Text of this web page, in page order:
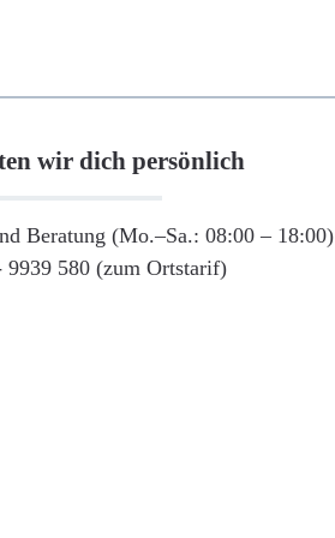
wir dich persönlich
Beratung (Mo.–Sa.: 08:00 –
9939 580 (zum Ortstarif)